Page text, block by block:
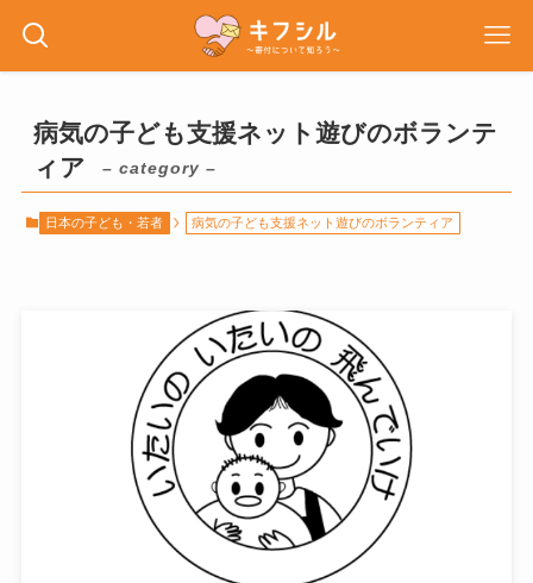
病気の子ども支援ネット遊びのボランテ
ィア
– category –
日本の子ども・若者 病気の子ども支援ネット遊びのボランティア